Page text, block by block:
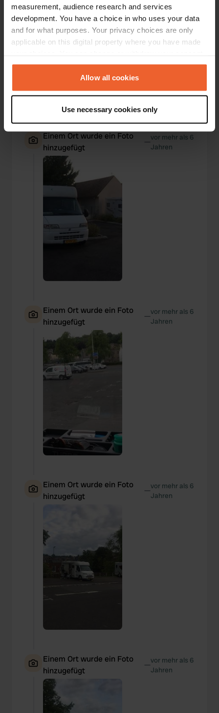
measurement, audience research and services
development. You have a choice in who uses your data
and for what purposes. Your privacy choices are only
applicable on this digital property where you have made
any time from the Cookie Declaration or by clicking on
the Privacy trigger icon.
Collect information about your geographical location
which can be accurate to within several meters
Identify your device by actively scanning it for
specific characteristics (fingerprinting)
Find out more about how your personal data is processed
and set your preferences in the
We use cookies to personalise content and ads, to
We also share information about your use of our site with
our social media, advertising and analytics partners who
may combine it with other information that you’ve
Allow all cookies
Use necessary cookies only
Einem Ort wurde ein Foto
hinzugefügt
—vor mehr als 6
Jahren
Einem Ort wurde ein Foto
hinzugefügt
—vor mehr als 6
Jahren
Einem Ort wurde ein Foto
hinzugefügt
—vor mehr als 6
Jahren
Einem Ort wurde ein Foto
hinzugefügt
—vor mehr als 6
Jahren